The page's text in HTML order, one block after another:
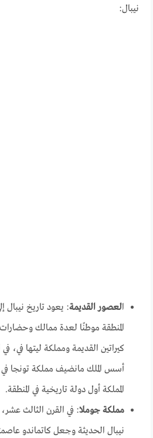
نيبال:
العصور القديمة: يعود تاريخ
المنطقة موطنًا لعدة ممالك
كيراتين القديمة ومملكة ليتها في، في
أسس الملك مانضيف مملكة تونجا
المملكة أول دولة تاريخية في المنطقة.
مملكة جوملا: في القرن الثالث
نيبال الحديثة وجعل كاتماندو